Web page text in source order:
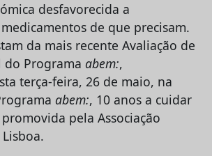
desfavorecida a
de que precisam.
da mais recente Avaliação de
do Programa abem:,
terça-feira, 26 de maio, na
abem:, 10 anos a cuidar
pela Associação